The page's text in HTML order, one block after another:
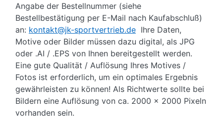
Angabe der Bestellnummer (siehe
Bestellbestätigung per E-Mail nach Kaufabschluß)
an: kontakt@jk-sportvertrieb.de Ihre Daten,
Motive oder Bilder müssen dazu digital, als JPG
oder .AI / .EPS von Ihnen bereitgestellt werden.
Eine gute Qualität / Auflösung Ihres Motives /
Fotos ist erforderlich, um ein optimales Ergebnis
gewährleisten zu können! Als Richtwerte sollte bei
Bildern eine Auflösung von ca. 2000 x 2000 Pixeln
vorhanden sein.